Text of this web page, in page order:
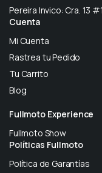
Pereira Invico: Cra. 13
Cuenta
Mi Cuenta
Rastrea tu Pedido
Tu Carrito
Blog
Fullmoto Experience
Fullmoto Show
Políticas Fullmoto
Política de Garantías